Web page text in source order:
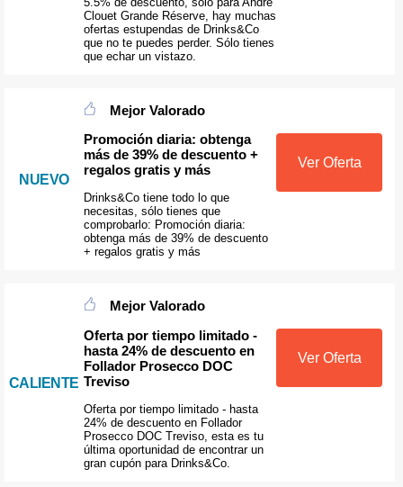
Clouet Grande Réserve, hay muchas
ofertas estupendas de Drinks&Co
que no te puedes perder. Sólo tienes
que echar un vistazo.
NUEVO
Mejor Valorado
Promoción diaria: obtenga
más de 39% de descuento +
regalos gratis y más
Drinks&Co tiene todo lo que
necesitas, sólo tienes que
comprobarlo: Promoción diaria:
obtenga más de 39% de descuento
+ regalos gratis y más
Ver Oferta
CALIENTE
Mejor Valorado
Oferta por tiempo limitado -
hasta 24% de descuento en
Follador Prosecco DOC
Treviso
Oferta por tiempo limitado - hasta
24% de descuento en Follador
Prosecco DOC Treviso, esta es tu
última oportunidad de encontrar un
gran cupón para Drinks&Co.
Ver Oferta